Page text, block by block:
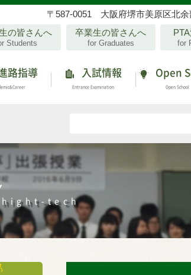
〒587-0051 大阪府堺市美原区北余
の皆さんへ
Students
卒業生の皆さんへ
for Graduates for
路指導 入試情報
Entrance Examination
Open
Open School
hight-tech